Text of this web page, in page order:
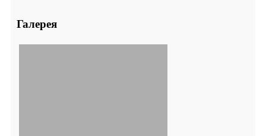
Галерея